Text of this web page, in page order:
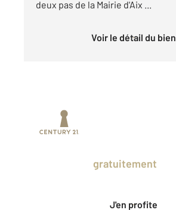
deux pas de la Mairie d'Aix ...
Voir le détail du bien
gratuitement
J'en profite